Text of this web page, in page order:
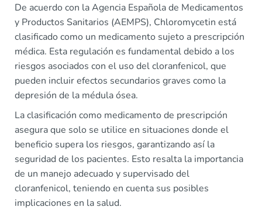
De acuerdo con la Agencia Española de Medicamentos
y Productos Sanitarios (AEMPS), Chloromycetin está
clasificado como un medicamento sujeto a prescripción
médica. Esta regulación es fundamental debido a los
riesgos asociados con el uso del cloranfenicol, que
pueden incluir efectos secundarios graves como la
depresión de la médula ósea.
La clasificación como medicamento de prescripción
asegura que solo se utilice en situaciones donde el
beneficio supera los riesgos, garantizando así la
seguridad de los pacientes. Esto resalta la importancia
de un manejo adecuado y supervisado del
cloranfenicol, teniendo en cuenta sus posibles
implicaciones en la salud.